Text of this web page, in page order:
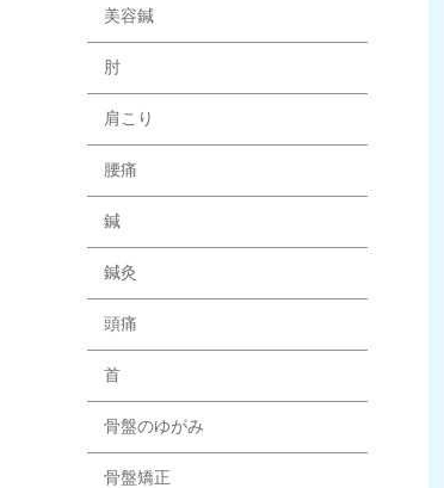
美容鍼
肘
肩こり
腰痛
鍼
鍼灸
頭痛
首
骨盤のゆがみ
骨盤矯正